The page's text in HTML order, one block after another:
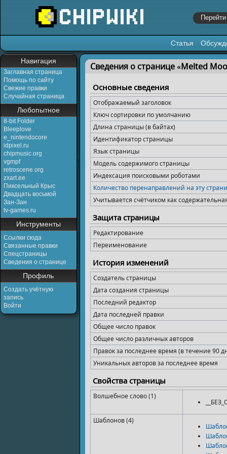
Статья
Навигация
Заглавная страница
Помощь по сайту
Свежие правки
Случайная страница
Любопытное
8-bit Folder
Bleeplove
e_nintendocore
idpixel.ru
chipmusic.org
vgmpf
retroscene.org
zxart.ee
Пиксельный Крыс
Двадцать восьмой
Зан-Зан
tv-games.ru
Инструменты
Ссылки сюда
Связанные правки
Спецстраницы
Сведения о странице
Профиль
Создать учётную
запись
Войти
Перейти к:навигация,поиск
Сведения о странице «Melted
Основные сведения
Отображаемый заголовок
Ключ сортировки по умолчанию
Длина страницы (в байтах)
Идентификатор страницы
Язык страницы
Модель содержимого страницы
Индексация поисковыми роботами
Количество перенаправлений на эту
Учитывается счётчиком как
Защита страницы
Редактирование
Переименование
История изменений
Создатель страницы
Дата создания страницы
Последний редактор
Дата последней правки
Общее число правок
Общее число различных авторов
Правок за последнее время (в течение 90
Уникальных авторов за последнее время
Свойства страницы
Волшебное слово (1)
Шаблонов (4)